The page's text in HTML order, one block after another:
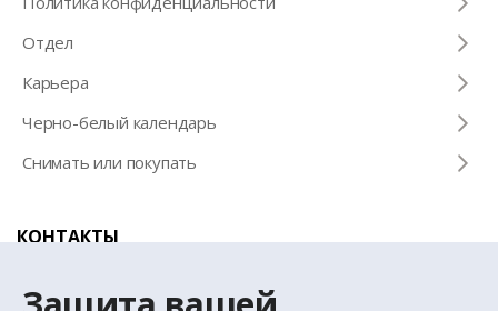
Отдел
Карьера
Черно-белый календарь
Снимать или покупать
КОНТАКТЫ